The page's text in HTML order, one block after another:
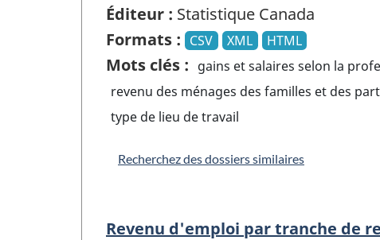
Éditeur : Statistique Canada
Formats : CSV XML HTML
Mots clés : gains et salaires selon la
revenu des ménages des familles et des
type de lieu de travail
Recherchez des dossiers similaires
Revenu d'emploi par tranche de